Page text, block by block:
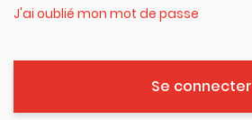
J'ai oublié mon mot de passe
Se connecter